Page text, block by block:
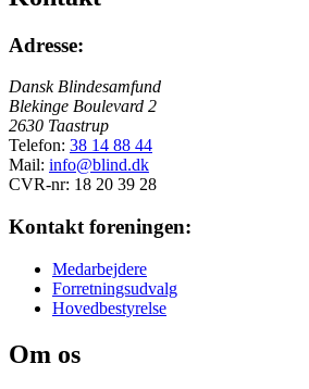
Adresse:
Dansk Blindesamfund
Blekinge Boulevard 2
2630 Taastrup
Telefon: 38 14 88 44
Mail: info@blind.dk
CVR-nr: 18 20 39 28
Kontakt foreningen:
Medarbejdere
Forretningsudvalg
Hovedbestyrelse
Om os